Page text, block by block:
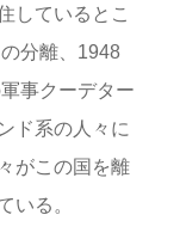
しているとこ
分離、1948
事クーデター
ド系の人々に
がこの国を離
いる。